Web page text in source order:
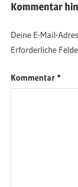
Kommentar
Deine E-Mail-
Erforderliche
Kommentar*